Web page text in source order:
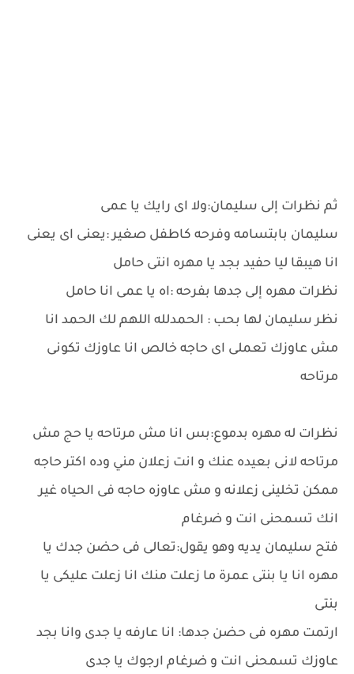
ثم نظرات إلى سليمان:ولا اى رايك يا عمى
سليمان بابتسامه وفرحه كاطفل صغير :يعنى اى يعنى
انا هيبقا ليا حفيد بجد يا مهره انتى حامل
نظرات مهره إلى جدها بفرحه :اه يا عمى انا حامل
نظر سليمان لها بحب : الحمدلله اللهم لك الحمد انا
مش عاوزك تعملى اى حاجه خالص انا عاوزك تكونى
مرتاحه
نظرات له مهره بدموع:بس انا مش مرتاحه يا حج مش
مرتاحه لانى بعيده عنك و انت زعلان مني وده اكتر حاجه
ممكن تخلينى زعلانه و مش عاوزه حاجه فى الحياه غير
انك تسمحنى انت و ضرغام
فتح سليمان يديه وهو يقول:تعالى فى حضن جدك يا
مهره انا يا بنتى عمرة ما زعلت منك انا زعلت عليكى يا
بنتى
ارتمت مهره فى حضن جدها: انا عارفه يا جدى وانا بجد
عاوزك تسمحنى انت و ضرغام ارجوك يا جدى